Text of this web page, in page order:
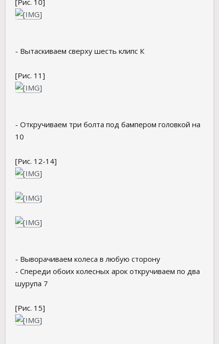
[Рис. 10]
- Вытаскиваем сверху шесть клипс К
[Рис. 11]
- Откручиваем три болта под бампером головкой на
10
[Рис. 12-14]
- Выворачиваем колеса в любую сторону
- Спереди обоих колесных арок откручиваем по два
шурупа 7
[Рис. 15]